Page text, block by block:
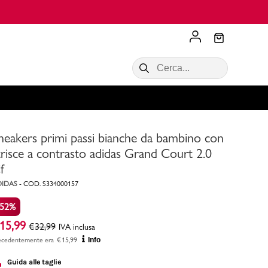
Acquista ora
VALIGIE CIAK
Scopri di più
Consigli
primi passi bianche da bambino con
a contrasto adidas Grand Court 2.0
- COD. S334000157
15,99 €32,99 IVA inclusa
era €15,99 Info
Guida alle taglie